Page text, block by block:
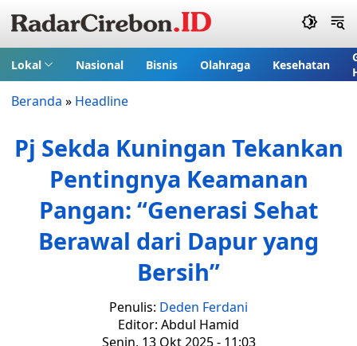
Lokal Nasional Bisnis Olahraga Kesehatan
Beranda » Headline
Pj Sekda Kuningan Tekankan
Pentingnya Keamanan
Pangan: “Generasi Sehat
Berawal dari Dapur yang
Bersih”
Penulis: Deden Ferdani
Editor: Abdul Hamid
Senin, 13 Okt 2025 - 11:03